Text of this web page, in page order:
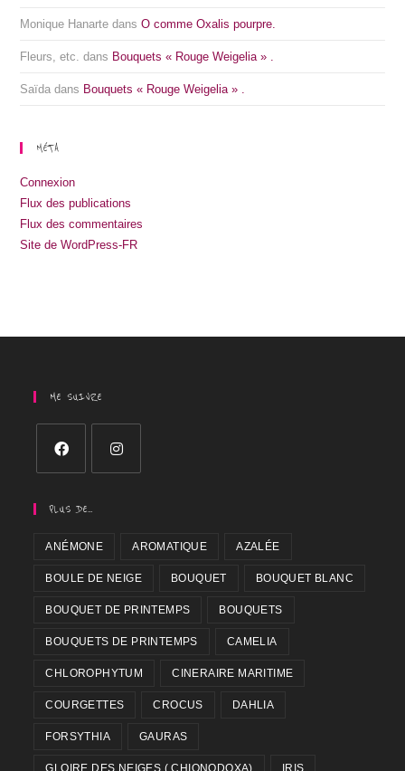
Monique Hanarte dansO comme Oxalis pourpre.
Fleurs, etc. dans Bouquets « Rouge Weigelia » .
Saïda dans Bouquets « Rouge Weigelia » .
MÉTA
Connexion
Flux des publications
Flux des commentaires
Site de WordPress-FR
ME SUIVRE
PLUS DE…
ANÉMONE AROMATIQUE AZALÉE
BOULE DE NEIGE BOUQUET BOUQUET BLANC
BOUQUET DE PRINTEMPS BOUQUETS
BOUQUETS DE PRINTEMPS CAMELIA
CHLOROPHYTUM CINERAIRE MARITIME
COURGETTES CROCUS DAHLIA
FORSYTHIA GAURAS
GLOIRE DES NEIGES ( CHIONODOXA) IRIS